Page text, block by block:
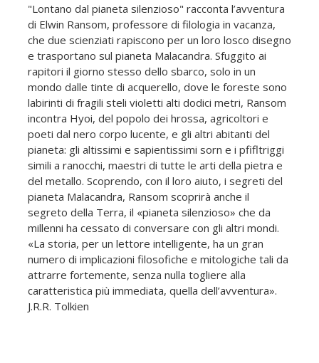
"Lontano dal pianeta silenzioso" racconta l’avventura
di Elwin Ransom, professore di filologia in vacanza,
che due scienziati rapiscono per un loro losco disegno
e trasportano sul pianeta Malacandra. Sfuggito ai
rapitori il giorno stesso dello sbarco, solo in un
mondo dalle tinte di acquerello, dove le foreste sono
labirinti di fragili steli violetti alti dodici metri, Ransom
incontra Hyoi, del popolo dei hrossa, agricoltori e
poeti dal nero corpo lucente, e gli altri abitanti del
pianeta: gli altissimi e sapientissimi sorn e i pfifltriggi
simili a ranocchi, maestri di tutte le arti della pietra e
del metallo. Scoprendo, con il loro aiuto, i segreti del
pianeta Malacandra, Ransom scoprirà anche il
segreto della Terra, il «pianeta silenzioso» che da
millenni ha cessato di conversare con gli altri mondi.
«La storia, per un lettore intelligente, ha un gran
numero di implicazioni filosofiche e mitologiche tali da
attrarre fortemente, senza nulla togliere alla
caratteristica più immediata, quella dell’avventura».
J.R.R. Tolkien